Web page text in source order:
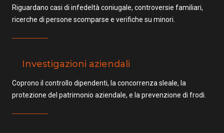
Riguardano casi di infedeltà coniugale, controversie familiari,
ricerche di persone scomparse e verifiche su minori.
Investigazioni aziendali
Coprono il controllo dipendenti, la concorrenza sleale, la
protezione del patrimonio aziendale, e la prevenzione di frodi.